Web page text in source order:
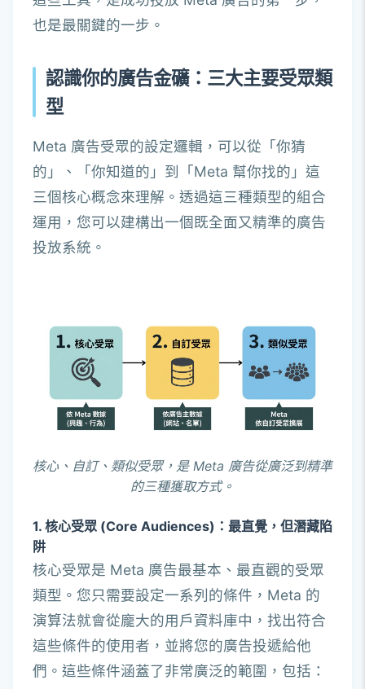
也是最關鍵的一步。
認識你的廣告金礦：三大主要受眾類
型
Meta 廣告受眾的設定邏輯，可以從「你猜
的」、「你知道的」到「Meta 幫你找的」這
三個核心概念來理解。透過這三種類型的組合
運用，您可以建構出一個既全面又精準的廣告
投放系統。
核心、自訂、類似受眾，是 Meta 廣告從廣泛到精準
的三種獲取方式。
1. 核心受眾 (Core Audiences)：最直覺，但潛藏陷
阱
核心受眾是 Meta 廣告最基本、最直觀的受眾
類型。您只需要設定一系列的條件，Meta 的
演算法就會從龐大的用戶資料庫中，找出符合
這些條件的使用者，並將您的廣告投遞給他
們。這些條件涵蓋了非常廣泛的範圍，包括：